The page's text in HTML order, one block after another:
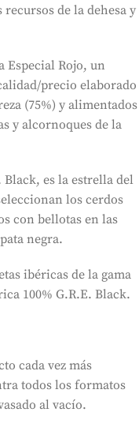
de la dehesa y
Especial Rojo, un
precio elaborado
(75%) y alimentados
y alcornoques de la
Black, es la estrella del
los cerdos
con bellotas en las
negra.
ibéricas de la gama
100% G.R.E. Black.
cada vez más
todos los formatos
al vacío.